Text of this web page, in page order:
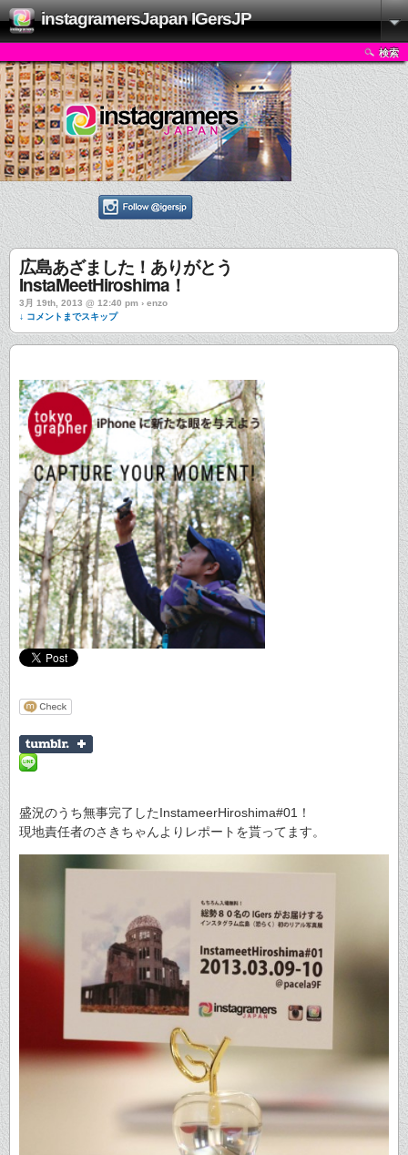
instagramersJapan IGersJP
検索
広島あざました！ありがとう
InstaMeetHiroshima！
3月 19th, 2013 @ 12:40 pm › enzo
↓ コメントまでスキップ
盛況のうち無事完了したInstameerHiroshima#01！
現地責任者のさきちゃんよりレポートを貰ってます。